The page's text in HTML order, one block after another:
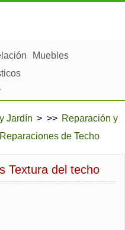
Muebles
de Limpieza
Jardín > >> Reparación y
Reparaciones de Techo
Textura del techo